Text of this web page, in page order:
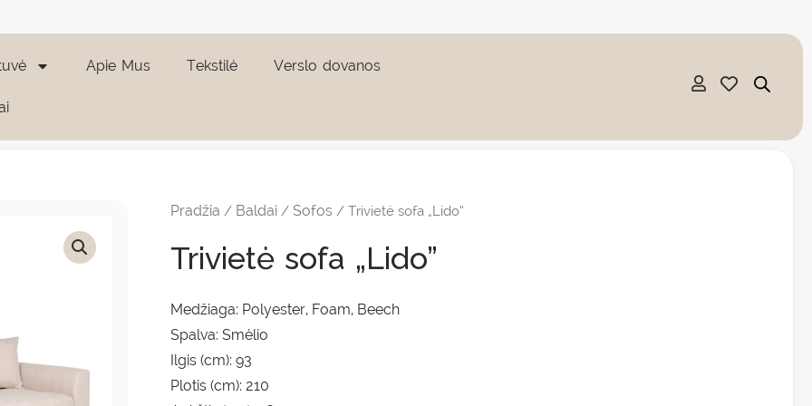
Apie Mus Tekstilė Verslo dovanos
Pradžia / Baldai /Sofos / Trivietė sofa „Lido”
Trivietė sofa „Lido”
Medžiaga: Polyester, Foam, Beech
Spalva: Smėlio
Ilgis (cm): 93
Plotis (cm): 210
sofa